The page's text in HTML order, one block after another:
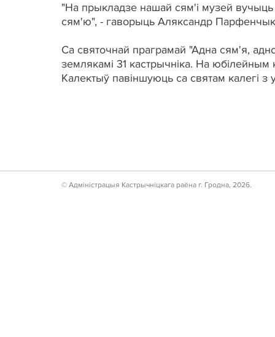
"На прыкладзе нашай сям'і музей
сям'ю", - гаворыць Аляксандр
Са святочнай праграмай "Адна сям'я,
землякамі 31 кастрычніка. На
Калектыў павіншуюць са святам калегі з
© Адмiнiстрацыя Кастрычнiцкага раёна г. Гродна, 2026.